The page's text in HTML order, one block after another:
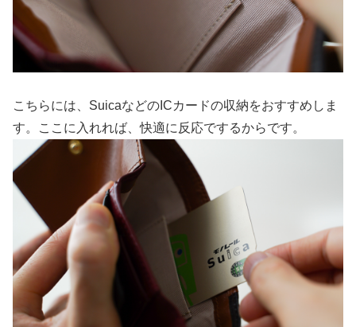
こちらには、SuicaなどのICカードの収納をおすすめしま
す。ここに入れれば、快適に反応でするからです。